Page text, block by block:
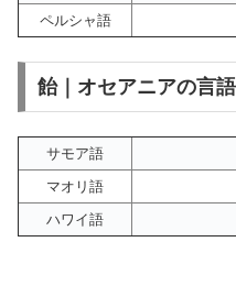
ペルシャ語
飴｜オセアニアの言語
サモア語
マオリ語
ハワイ語